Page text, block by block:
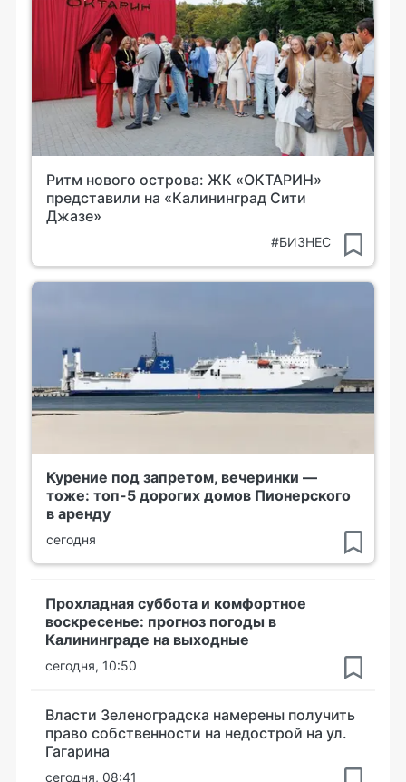
Ритм нового острова: ЖК «ОКТАРИН»
представили на «Калининград Сити
Джазе»
#БИЗНЕС
Курение под запретом, вечеринки —
тоже: топ-5 дорогих домов Пионерского
в аренду
сегодня
Прохладная суббота и комфортное
воскресенье: прогноз погоды в
Калининграде на выходные
сегодня, 10:50
Власти Зеленоградска намерены получить
право собственности на недострой на ул.
Гагарина
сегодня, 08:41